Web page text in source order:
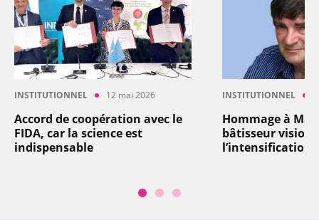
INSTITUTIONNEL 12 mai 2026
Accord de coopération avec le
FIDA, car la science est
indispensable
INSTITUTIONNEL
Hommage à
bâtisseur
l’intensification